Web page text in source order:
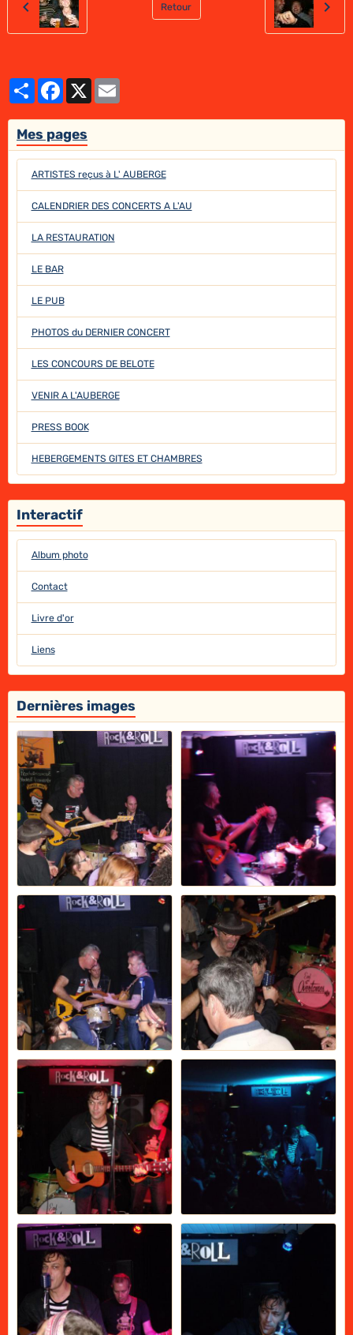
Retour
PartagerFacebook
X
Mes pages
ARTISTES reçus à L' AUBERGE
CALENDRIER DES CONCERTS A L'AU
LA RESTAURATION
LE BAR
LE PUB
PHOTOS du DERNIER CONCERT
LES CONCOURS DE BELOTE
VENIR A L'AUBERGE
PRESS BOOK
HEBERGEMENTS GITES ET CHAMBRES
Interactif
Album photo
Contact
Livre d'or
Liens
Dernières images